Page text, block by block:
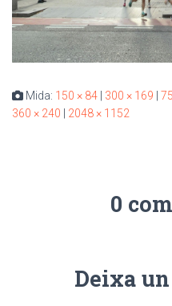
Mida: 150 × 84 300 × 169
360 × 240
2048 × 1152
0
Deixa